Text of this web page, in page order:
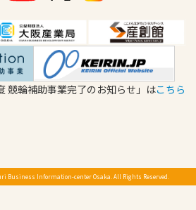
競輪補助事業完了のお知らせ」はこちら
Business Information-center Osaka. All Rights Reserved.